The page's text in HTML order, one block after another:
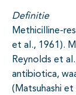
binnen deze
openklappen
Definitie
Methicilline-
et al., 1961).
Reynolds et
antibiotica,
(Matsuhashi et